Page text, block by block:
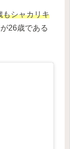
もシャカリキ
26歳である